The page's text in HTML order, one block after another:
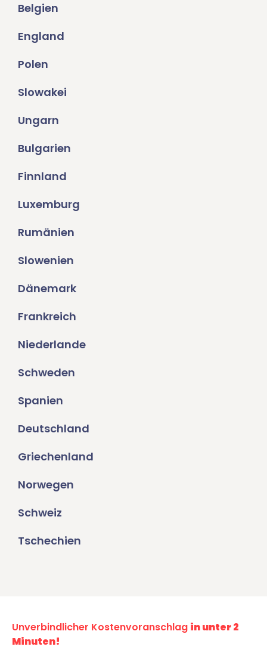
Belgien
England
Polen
Slowakei
Ungarn
Bulgarien
Finnland
Luxemburg
Rumänien
Slowenien
Dänemark
Frankreich
Niederlande
Schweden
Spanien
Deutschland
Griechenland
Norwegen
Schweiz
Tschechien
Unverbindlicher Kostenvoranschlag in unter 2
Minuten!